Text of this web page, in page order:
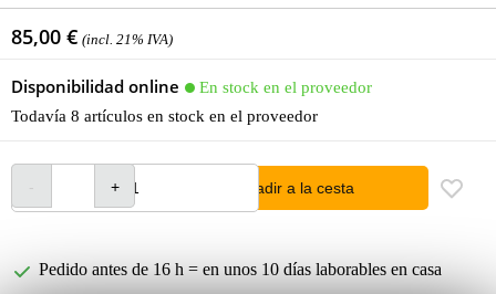
85,00 € (incl. 21% IVA)
Disponibilidad online
En stock en el proveedor
Todavía 8 artículos en stock en el proveedor
añadir a la cesta
Pedido antes de 16 h = en unos 10 días laborables en casa